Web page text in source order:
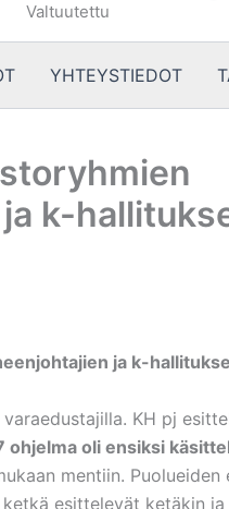
Valtuutettu
YHTEYSTIEDOT
k-
ja k-
KH pj
ohjelma oli ensiksi
mentiin. Puolueiden
esittelevät ketäkin